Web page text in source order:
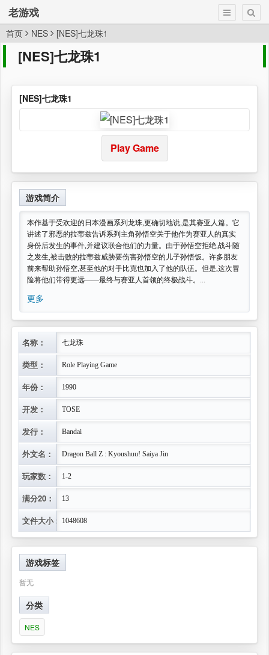
老游戏
首页 NES [NES]七龙珠1
[NES]七龙珠1
[NES]七龙珠1
Play Game
游戏简介
本作基于受欢迎的日本漫画系列龙珠,更确切地说,是其赛亚人篇。它
讲述了邪恶的拉蒂兹告诉系列主角孙悟空关于他作为赛亚人的真实
身份后发生的事件,并建议联合他们的力量。由于孙悟空拒绝,战斗随
之发生,被击败的拉蒂兹威胁要伤害孙悟空的儿子孙悟饭。许多朋友
前来帮助孙悟空,甚至他的对手比克也加入了他的队伍。但是,这次冒
险将他们带得更远——最终与赛亚人首领的终极战斗。...
更多
名称： 七龙珠
类型： Role Playing Game
年份： 1990
开发： TOSE
发行： Bandai
外文名： Dragon Ball Z : Kyoushuu! Saiya Jin
玩家数： 1-2
满分20： 13
文件大小： 1048608
游戏标签
暂无
分类
NES